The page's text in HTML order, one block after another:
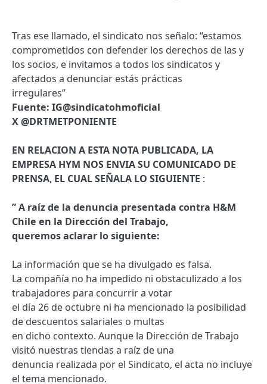
Tras ese llamado, el sindicato nos señalo: “estamos
comprometidos con defender los derechos de las y
los socios, e invitamos a todos los sindicatos y
afectados a denunciar estás prácticas
irregulares”
Fuente: IG@sindicatohmoficial
X @DRTMETPONIENTE
EN RELACION A ESTA NOTA PUBLICADA, LA
EMPRESA HYM NOS ENVIA SU COMUNICADO DE
PRENSA, EL CUAL SEÑALA LO SIGUIENTE :
” A raíz de la denuncia presentada contra H&M
Chile en la Dirección del Trabajo,
queremos aclarar lo siguiente:
La información que se ha divulgado es falsa.
La compañía no ha impedido ni obstaculizado a los
trabajadores para concurrir a votar
el día 26 de octubre ni ha mencionado la posibilidad
de descuentos salariales o multas
en dicho contexto. Aunque la Dirección de Trabajo
visitó nuestras tiendas a raíz de una
denuncia realizada por el Sindicato, el acta no incluye
el tema mencionado.